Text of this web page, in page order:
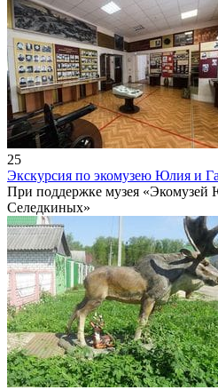
25
Экскурсия по экомузею Юлия и
При поддержке музея
Селедкиных»